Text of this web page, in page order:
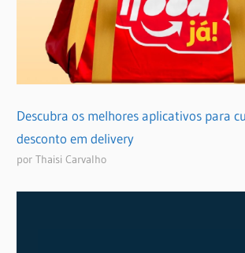
Descubra os melhores aplicativos para
desconto em delivery
por Thaisi Carvalho